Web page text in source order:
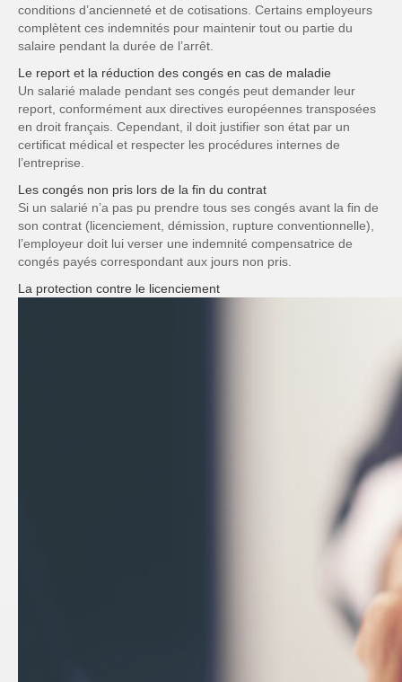
conditions d’ancienneté et de cotisations. Certains employeurs
complètent ces indemnités pour maintenir tout ou partie du
salaire pendant la durée de l’arrêt.
Le report et la réduction des congés en cas de maladie
Un salarié malade pendant ses congés peut demander leur
report, conformément aux directives européennes transposées
en droit français. Cependant, il doit justifier son état par un
certificat médical et respecter les procédures internes de
l’entreprise.
Les congés non pris lors de la fin du contrat
Si un salarié n’a pas pu prendre tous ses congés avant la fin de
son contrat (licenciement, démission, rupture conventionnelle),
l’employeur doit lui verser une indemnité compensatrice de
congés payés correspondant aux jours non pris.
La protection contre le licenciement